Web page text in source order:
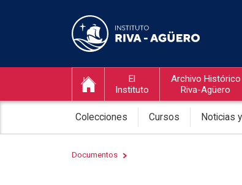
El
Instituto
Archivo Histórico
Riva-Agüero
Colecciones Cursos Noticias
Documentos